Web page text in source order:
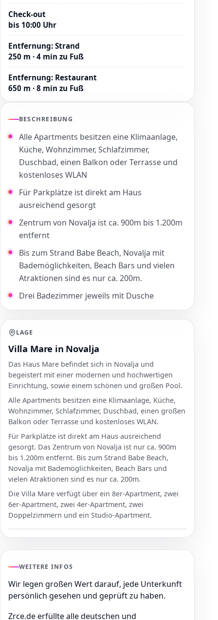
Check-out
bis 10:00 Uhr
Entfernung: Strand
250 m · 4 min zu Fuß
Entfernung: Restaurant
650 m · 8 min zu Fuß
BESCHREIBUNG
Alle Apartments besitzen eine Klimaanlage,
Küche, Wohnzimmer, Schlafzimmer,
Duschbad, einen Balkon oder Terrasse und
kostenloses WLAN
Für Parkplätze ist direkt am Haus
ausreichend gesorgt
Zentrum von Novalja ist ca. 900m bis 1.200m
entfernt
Bis zum Strand Babe Beach, Novalja mit
Bademöglichkeiten, Beach Bars und vielen
Atraktionen sind es nur ca. 200m.
Drei Badezimmer jeweils mit Dusche
LAGE
Villa Mare in Novalja
Das Haus Mare befindet sich in Novalja und
begeistert mit einer modernen und hochwertigen
Einrichtung, sowie einem schönen und großen Pool.
Alle Apartments besitzen eine Klimaanlage, Küche,
Wohnzimmer, Schlafzimmer, Duschbad, einen großen
Balkon oder Terrasse und kostenloses WLAN.
Für Parkplätze ist direkt am Haus ausreichend
gesorgt. Das Zentrum von Novalja ist nur ca. 900m
bis 1.200m entfernt. Bis zum Strand Babe Beach,
Novalja mit Bademöglichkeiten, Beach Bars und
vielen Atraktionen sind es nur ca. 200m.
Die Villa Mare verfügt über ein 8er-Apartment, zwei
6er-Apartment, zwei 4er-Apartment, zwei
Doppelzimmern und ein Studio-Apartment.
WEITERE INFOS
Wir legen großen Wert darauf, jede Unterkunft
persönlich gesehen und geprüft zu haben.
Zrce.de erfüllte alle deutschen und